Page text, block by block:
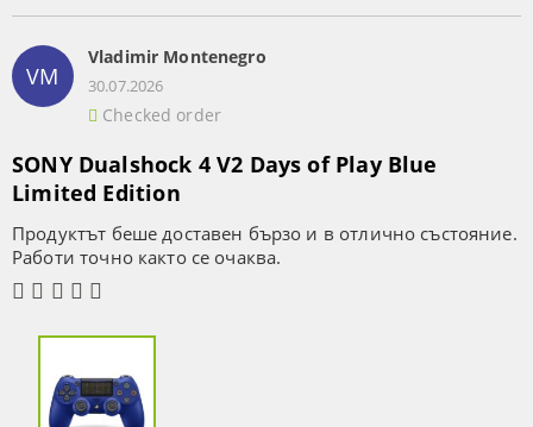
VM
Vladimir Montenegro
30.07.2026
Checked order
SONY Dualshock 4 V2 Days of Play Blue
Limited Edition
Продуктът беше доставен бързо и в отлично състояние.
Работи точно както се очаква.